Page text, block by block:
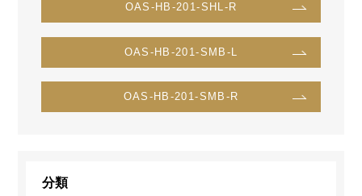
OAS-HB-201-SHL-R
OAS-HB-201-SMB-L
OAS-HB-201-SMB-R
分類